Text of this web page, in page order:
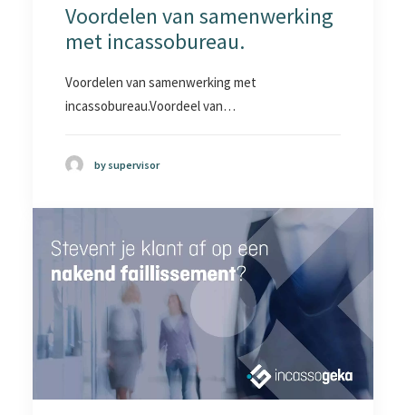
Voordelen van samenwerking
met incassobureau.
Voordelen van samenwerking met
incassobureau.Voordeel van…
by supervisor